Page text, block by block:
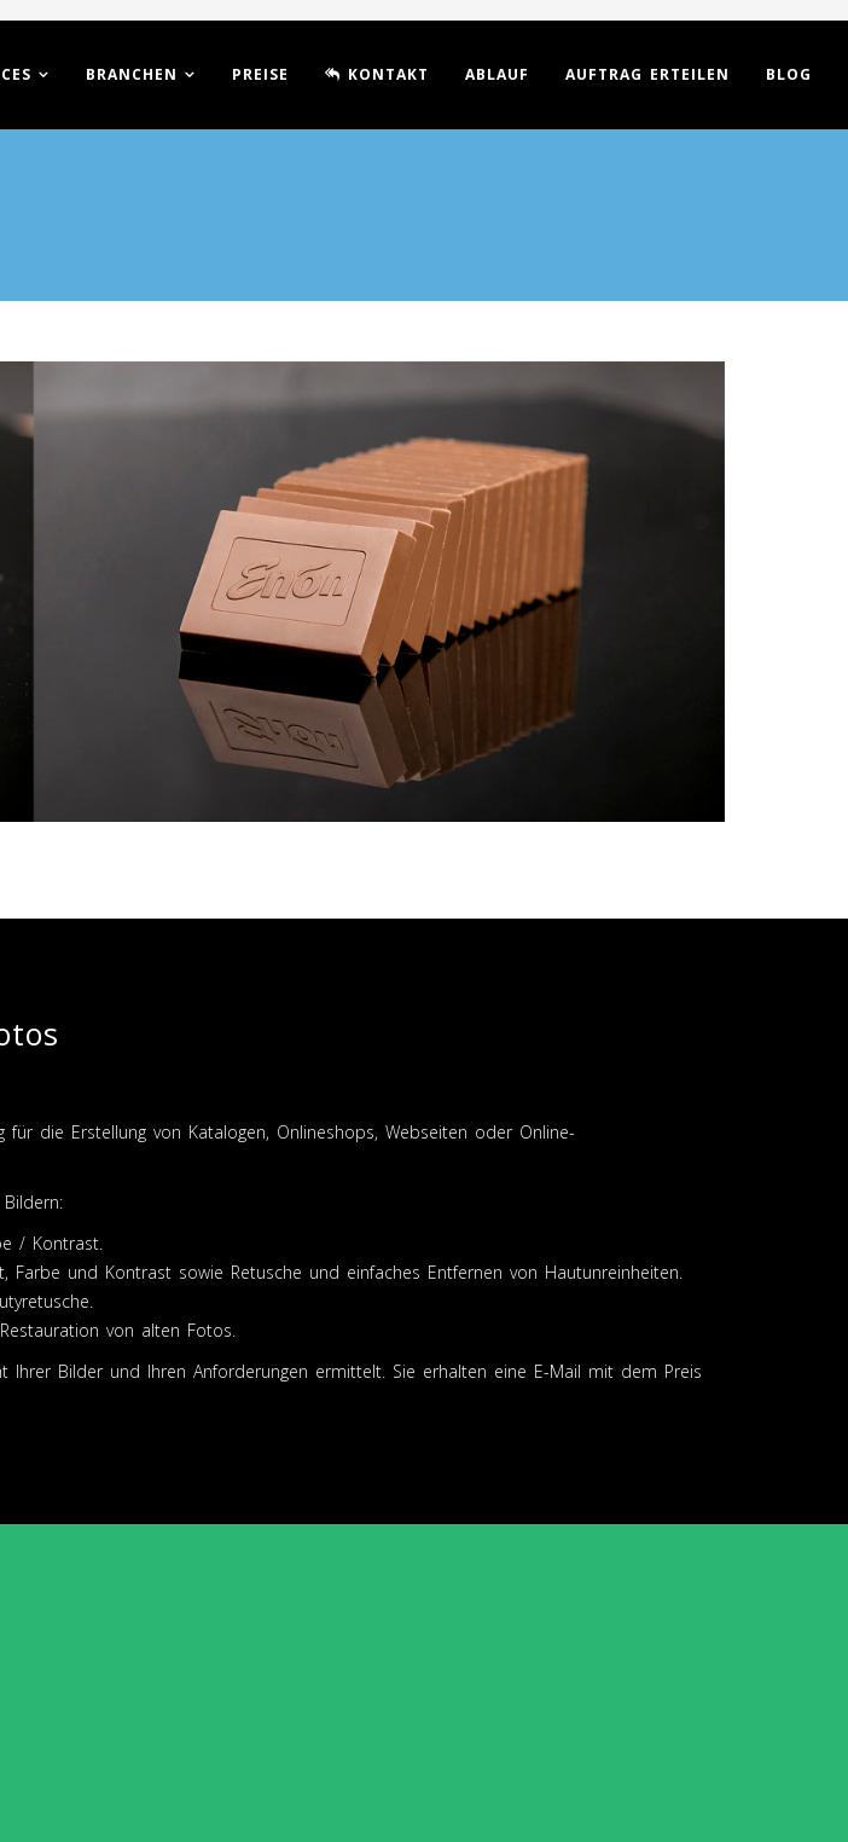
BRANCHEN PREISE KONTAKT ABLAUF AUFTRAG ERTEILEN BLOG
die Erstellung von Katalogen, Onlineshops, Webseiten oder Online-
/ Kontrast.
und Kontrast sowie Retusche und einfaches Entfernen von Hautunreinheiten.
von alten Fotos.
Ihrer Bilder und Ihren Anforderungen ermittelt. Sie erhalten eine E-Mail mit dem Preis